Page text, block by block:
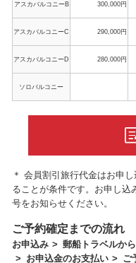
アスカバルコニーB 300,000円
アスカバルコニーC 290,000円
アスカバルコニーD 280,000円
ソロバルコニー
＊ 会員割引旅行代金はお申
ることが条件です。お申し込
号をお知らせください。
ご予約確定までの流れ
お申込み 郵船トラベルか
お申込金のお支払い
ご